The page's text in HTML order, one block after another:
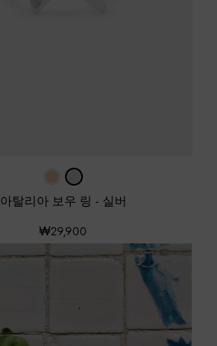
아탈리아 보우 링 - 실버
₩29,900